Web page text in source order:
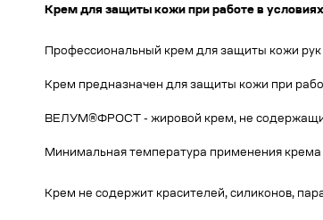
Крем для защиты кожи при работе в
Профессиональный крем для защиты кожи
Крем предназначен для защиты кожи при
ВЕЛУМ®ФРОСТ - жировой крем, не
Минимальная температура применения крема
Крем не содержит красителей, силиконов,